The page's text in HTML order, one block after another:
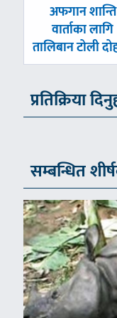
पछिल्लाे
-
अफगान शान्ति
वार्ताका लागि
तालिबान टोली
प्रतिक्रिया
सम्बन्धित